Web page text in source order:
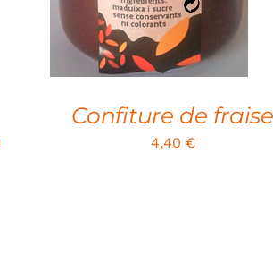
Confiture de fraise
4,40 €